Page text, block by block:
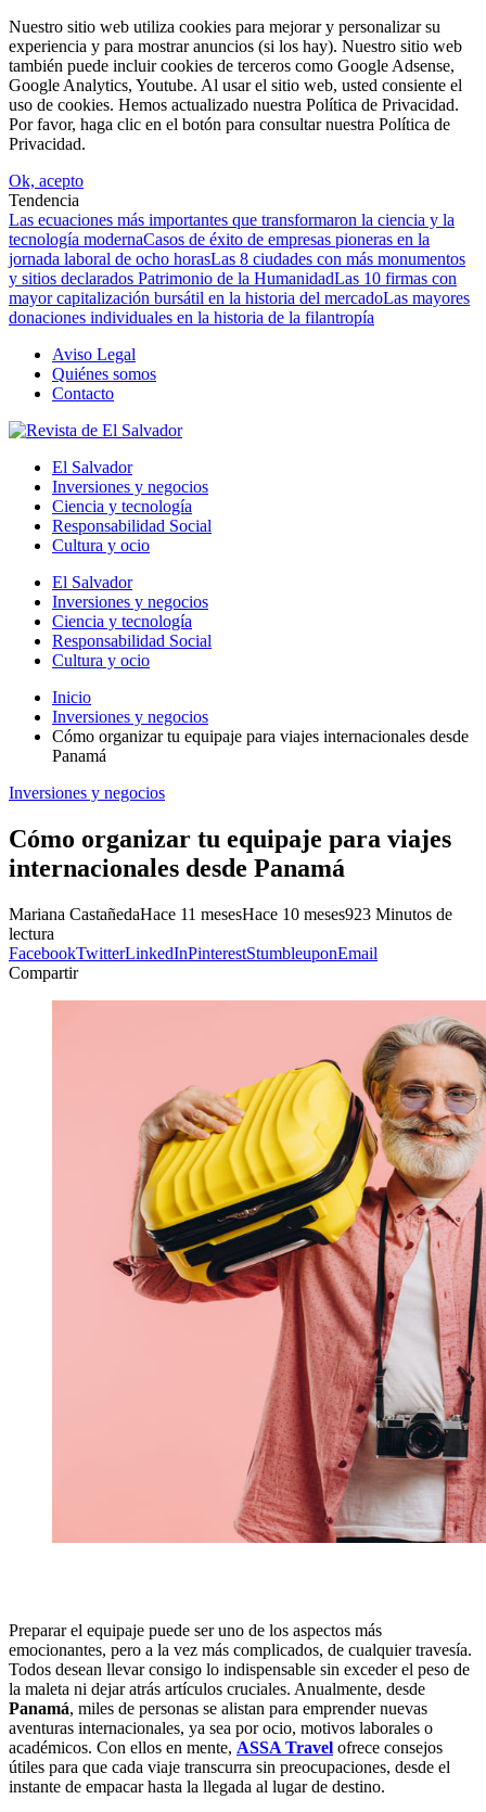
Nuestro sitio web utiliza cookies para mejorar y personalizar su
experiencia y para mostrar anuncios (si los hay). Nuestro sitio web
también puede incluir cookies de terceros como Google Adsense,
Google Analytics, Youtube. Al usar el sitio web, usted consiente el
uso de cookies. Hemos actualizado nuestra Política de Privacidad.
Por favor, haga clic en el botón para consultar nuestra Política de
Privacidad.
Ok, acepto
Tendencia
Las ecuaciones más importantes que transformaron la ciencia y la
tecnología modernaCasos de éxito de empresas pioneras en la
jornada laboral de ocho horasLas 8 ciudades con más monumentos
y sitios declarados Patrimonio de la HumanidadLas 10 firmas con
mayor capitalización bursátil en la historia del mercadoLas mayores
donaciones individuales en la historia de la filantropía
Aviso Legal
Quiénes somos
Contacto
El Salvador
Inversiones y negocios
Ciencia y tecnología
Responsabilidad Social
Cultura y ocio
El Salvador
Inversiones y negocios
Ciencia y tecnología
Responsabilidad Social
Cultura y ocio
Inicio
Inversiones y negocios
Cómo organizar tu equipaje para viajes internacionales desde
Panamá
Inversiones y negocios
Cómo organizar tu equipaje para viajes
internacionales desde Panamá
Mariana CastañedaHace 11 mesesHace 10 meses923 Minutos de
lectura
FacebookTwitterLinkedInPinterestStumbleuponEmail
Compartir
Preparar el equipaje puede ser uno de los aspectos más
emocionantes, pero a la vez más complicados, de cualquier travesía.
Todos desean llevar consigo lo indispensable sin exceder el peso de
la maleta ni dejar atrás artículos cruciales. Anualmente, desde
Panamá, miles de personas se alistan para emprender nuevas
aventuras internacionales, ya sea por ocio, motivos laborales o
académicos. Con ellos en mente, ASSA Travel ofrece consejos
útiles para que cada viaje transcurra sin preocupaciones, desde el
instante de empacar hasta la llegada al lugar de destino.